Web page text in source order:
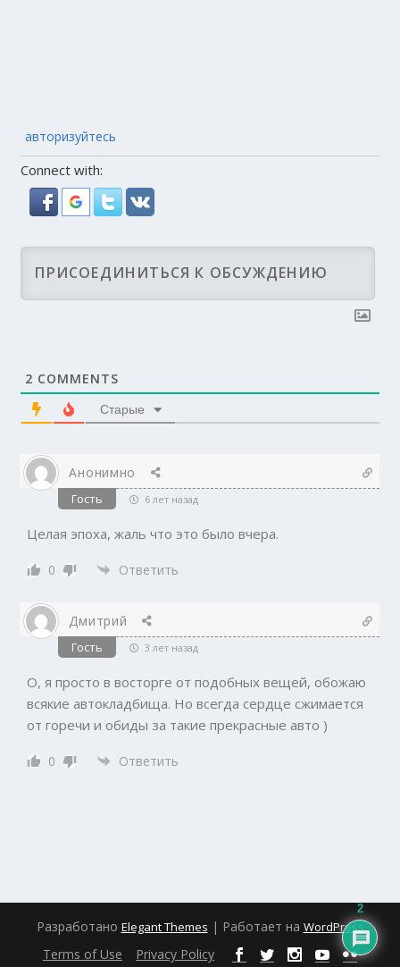
авторизуйтесь
Connect with:
2 COMMENTS
Старые
Анонимно
Гость 6 лет назад
Целая эпоха, жаль что это было вчера.
0 Ответить
Дмитрий
Гость 3 лет назад
О, я просто в восторге от подобных вещей, обожаю
всякие автокладбища. Но всегда сердце сжимается
от горечи и обиды за такие прекрасные авто )
0 Ответить
Разработано Elegant Themes | Работает на WordPress
Terms of Use Privacy Policy
2